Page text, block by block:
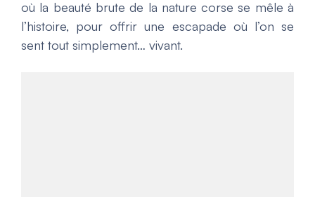
où la beauté brute de la nature corse se mêle à
l’histoire, pour offrir une escapade où l’on se
sent tout simplement… vivant.